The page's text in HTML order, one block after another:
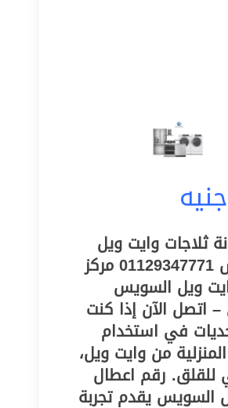
جنيه
ثلاجات وايت ويل
بالسويس 01129347771 مركز
ويل السويس
اتصل الآن إذا كنت
في استخدام
من وايت ويل،
للقلق. رقم اعطال
السويس يقدم تجربة